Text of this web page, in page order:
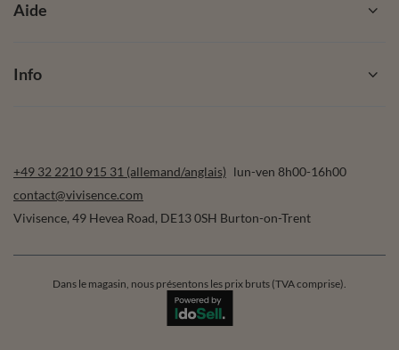
Aide
Info
+49 32 2210 915 31 (allemand/anglais) lun-ven 8h00-16h00
contact@vivisence.com
Vivisence, 49 Hevea Road, DE13 0SH Burton-on-Trent
Dans le magasin, nous présentons les prix bruts (TVA comprise).